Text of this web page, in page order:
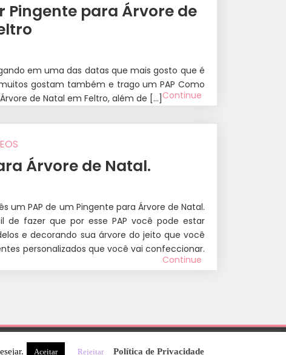
Pingente para Árvore de
em uma das datas que mais gosto que é
gostam também e trago um PAP Como
de Natal em Feltro, além de […] Continue
Árvore de Natal.
um PAP de um Pingente para Árvore de Natal.
de fazer que por esse PAP você pode estar
e decorando sua árvore do jeito que você
personalizados que você vai confeccionar.
Continue
Aceitar Rejeitar Política de Privacidade